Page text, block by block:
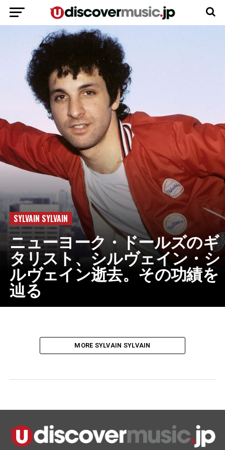
SYLVAIN SYLVAIN
ニューヨーク・ドールズのギ
タリスト、シルヴェイン・シ
ルヴェイン逝去。その功績を
辿る
MORE SYLVAIN SYLVAIN